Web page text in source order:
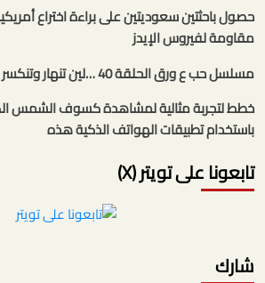
حصول باحثتين سعوديتين على براءة اختراع
مقاومة لفيروس الإيدز
مسلسل حب ع ورق الحلقة 40 …لين تنهار وتنكسر بسبب أوس | البوابة
باستخدام تطبيقات الهواتف الذكية هذه
تابعونا على تويتر (X)
شارك